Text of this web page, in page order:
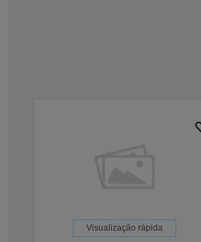
Visualização rápida